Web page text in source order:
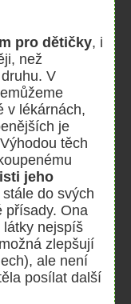
pro dětičky, i
než
V
v lékárnách,
je
těch
jeho
do svých
přísady. Ona
látky nejspíš
zlepšují
ale není
posílat další